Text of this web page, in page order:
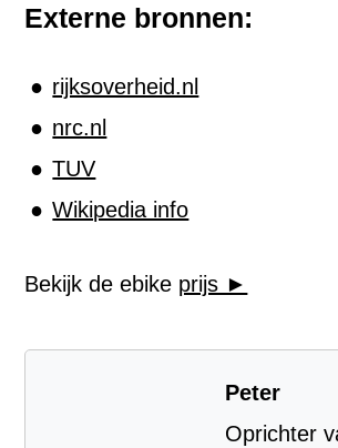
Externe bronnen:
rijksoverheid.nl
nrc.nl
TUV
Wikipedia info
Bekijk de ebike prijs ►
Peter
Oprichter